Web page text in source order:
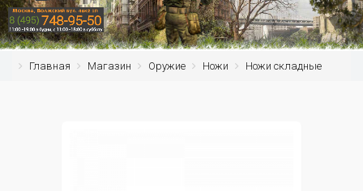
Главная Магазин Оружие Ножи Ножи складные